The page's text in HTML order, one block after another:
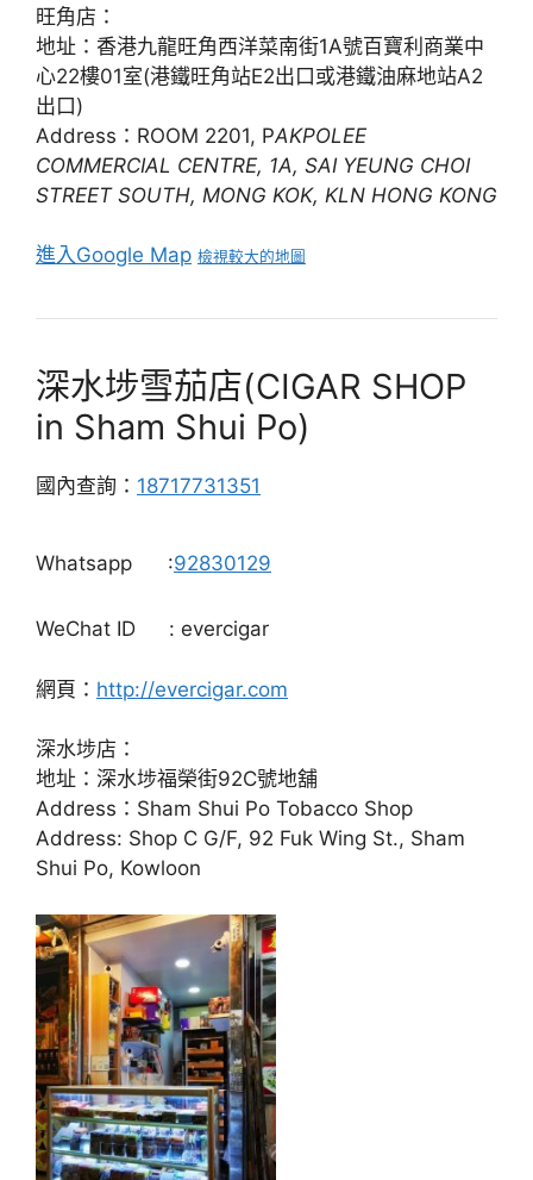
旺角店：
地址：香港九龍旺角西洋菜南街1A號百寶利商業中
心22樓01室(港鐵旺角站E2出口或港鐵油麻地站A2
出口)
Address：ROOM 2201, PAKPOLEE
COMMERCIAL CENTRE, 1A, SAI YEUNG CHOI
STREET SOUTH, MONG KOK, KLN HONG KONG
進入Google Map 檢視較大的地圖
深水埗雪茄店(CIGAR SHOP
in Sham Shui Po)
國內查詢： 18717731351
Whatsapp :92830129
WeChat ID : evercigar
網頁： http://evercigar.com
深水埗店：
地址：深水埗福榮街92C號地舖
Address：Sham Shui Po Tobacco Shop
Address: Shop C G/F, 92 Fuk Wing St., Sham
Shui Po, Kowloon